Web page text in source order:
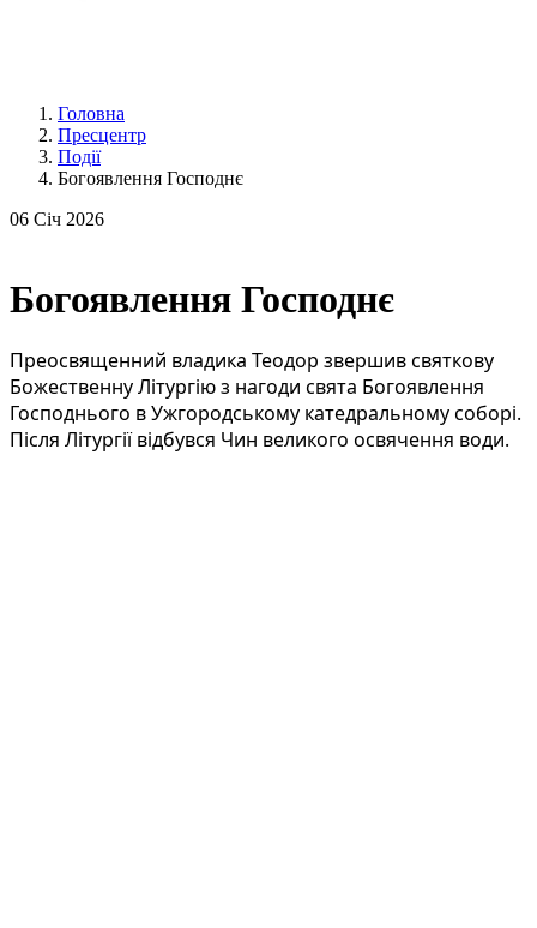
Головна
Пресцентр
Події
Богоявлення Господнє
06 Січ 2026
Богоявлення Господнє
Преосвященний владика Теодор звершив святкову
Божественну Літургію з нагоди свята Богоявлення
Господнього в Ужгородському катедральному соборі.
Після Літургії відбувся Чин великого освячення води.